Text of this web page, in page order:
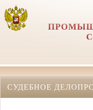
СУДЕБНОЕ